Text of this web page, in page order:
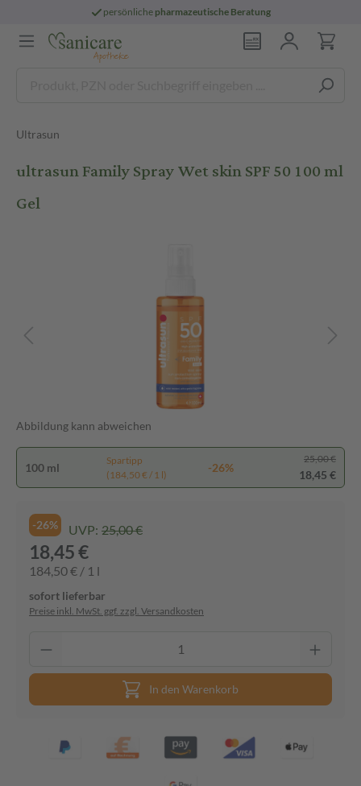
persönliche pharmazeutische Beratung
Ultrasun
ultrasun Family Spray Wet skin SPF 50 100 ml
Gel
Abbildung kann abweichen
100 ml
Spartipp
(184,50 € / 1 l)
-26%
25,00 €
18,45 €
-26% UVP: 25,00 €
18,45 €
184,50 € / 1 l
sofort lieferbar
Preise inkl. MwSt. ggf. zzgl. Versandkosten
In den Warenkorb